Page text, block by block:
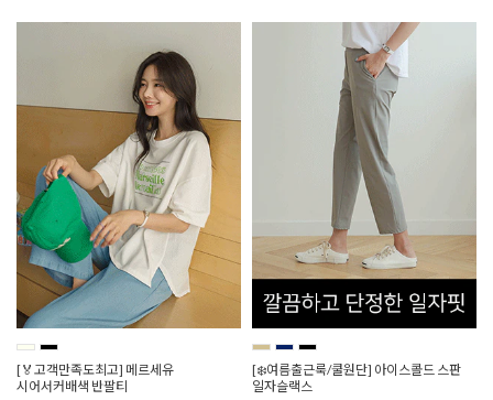
[🏅고객만족도최고] 메르세유
시어서커배색 반팔티
[❄️여름출근룩/쿨원단] 아이스콜드 스판
일자슬랙스